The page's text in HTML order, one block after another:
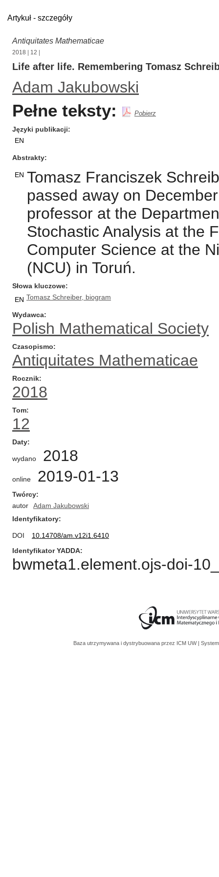
Artykuł - szczegóły
Antiquitates Mathematicae
2018 12
Life after life. Remembering Tomasz
Adam Jakubowski
Pełne teksty: Pobierz
Języki publikacji
EN
Abstrakty
EN Tomasz Franciszek
passed away on
professor at the
Stochastic Analysis at the
Computer Science at the
(NCU) in Toruń.
Słowa kluczowe
EN Tomasz Schreiber, biogram
Wydawca
Polish Mathematical Society
Czasopismo
Antiquitates Mathematicae
Rocznik
2018
Tom
12
Daty
wydano 2018
online 2019-01-13
Twórcy
autor
Adam Jakubowski
Identyfikatory
DOI
10.14708/am.v12i1.6410
Identyfikator YADDA
bwmeta1.element.ojs-doi-
Baza utrzymywana i dystrybuowana przez ICM UW |